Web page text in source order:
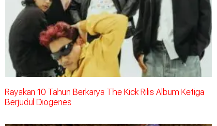
Rayakan 10 Tahun Berkarya The Kick Rilis Album Ketiga
Berjudul Diogenes